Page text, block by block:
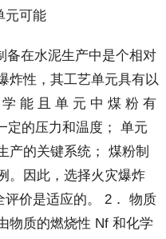
元可能
在水泥生产中是个相对
炸性，其工艺单元具有以
能 且 单 元 中 煤 粉 有
定的压力和温度； 单元
产的关键系统； 煤粉制
。因此，选择火灾爆炸
价是适应的。 2． 物质
物质的燃烧性 Nf 和化学